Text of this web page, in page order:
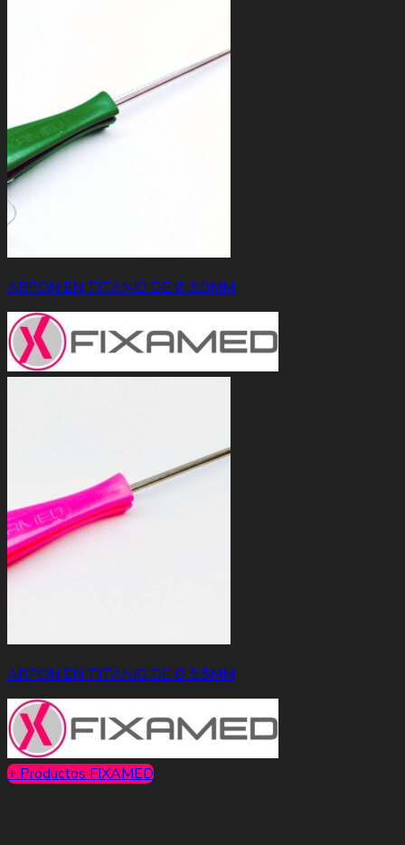
ARPON EN TITANIO DE Ø 3.0MM
ARPON EN TITANIO DE Ø 5.5MM
+ Productos FIXAMED